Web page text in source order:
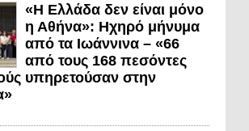
«Η Ελλάδα δεν είναι μόνο
η Αθήνα»: Ηχηρό μήνυμα
από τα Ιωάννινα – «66
από τους 168 πεσόντες
υπηρετούσαν στην